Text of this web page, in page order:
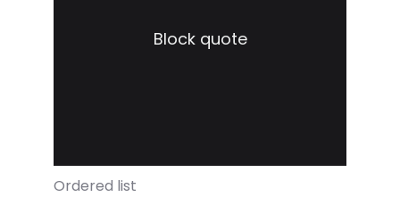
Block quote
Ordered list